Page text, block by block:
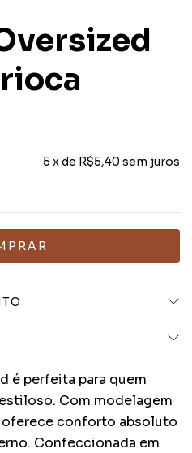
5 x de R$5,40 sem juros
é perfeita para quem
Com modelagem
conforto absoluto
Confeccionada em